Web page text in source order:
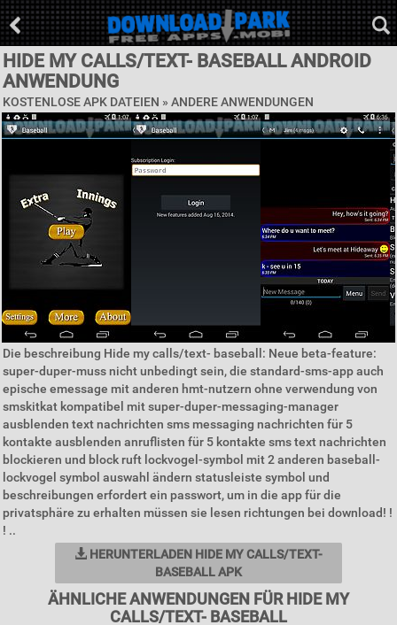
HIDE MY CALLS/TEXT- BASEBALL ANDROID
ANWENDUNG
KOSTENLOSE APK DATEIEN » ANDERE ANWENDUNGEN
Die beschreibung Hide my calls/text- baseball: Neue beta-feature:
super-duper-muss nicht unbedingt sein, die standard-sms-app auch
epische emessage mit anderen hmt-nutzern ohne verwendung von
smskitkat kompatibel mit super-duper-messaging-manager
ausblenden text nachrichten sms messaging nachrichten für 5
kontakte ausblenden anruflisten für 5 kontakte sms text nachrichten
blockieren und block ruft lockvogel-symbol mit 2 anderen baseball-
lockvogel symbol auswahl ändern statusleiste symbol und
beschreibungen erfordert ein passwort, um in die app für die
privatsphäre zu erhalten müssen sie lesen richtungen bei download! !
! ..
HERUNTERLADEN HIDE MY CALLS/TEXT-
BASEBALL APK
ÄHNLICHE ANWENDUNGEN FÜR HIDE MY
CALLS/TEXT- BASEBALL